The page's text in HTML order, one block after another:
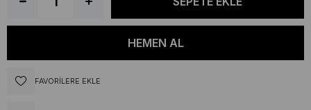
FAVORILERE EKLE